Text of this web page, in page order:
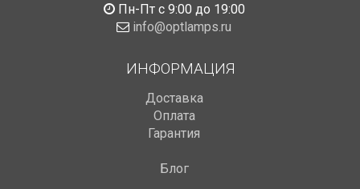
Пн-Пт с 9:00 до 19:00
info@optlamps.ru
ИНФОРМАЦИЯ
Доставка
Оплата
Гарантия
Блог